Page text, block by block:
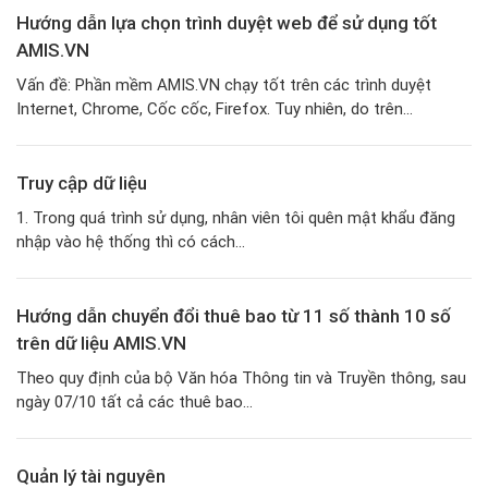
Hướng dẫn lựa chọn trình duyệt web để sử dụng tốt
AMIS.VN
Vấn đề: Phần mềm AMIS.VN chạy tốt trên các trình duyệt
Internet, Chrome, Cốc cốc, Firefox. Tuy nhiên, do trên...
Truy cập dữ liệu
1. Trong quá trình sử dụng, nhân viên tôi quên mật khẩu đăng
nhập vào hệ thống thì có cách...
Hướng dẫn chuyển đổi thuê bao từ 11 số thành 10 số
trên dữ liệu AMIS.VN
Theo quy định của bộ Văn hóa Thông tin và Truyền thông, sau
ngày 07/10 tất cả các thuê bao...
Quản lý tài nguyên